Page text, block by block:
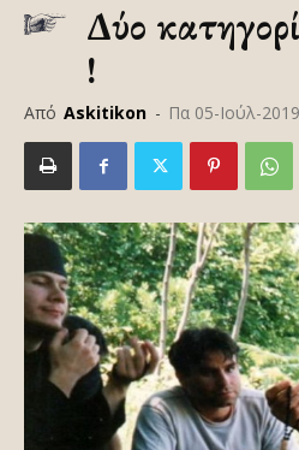
Δύο
!
Από Askitikon - Πα 05-Ιούλ-2019